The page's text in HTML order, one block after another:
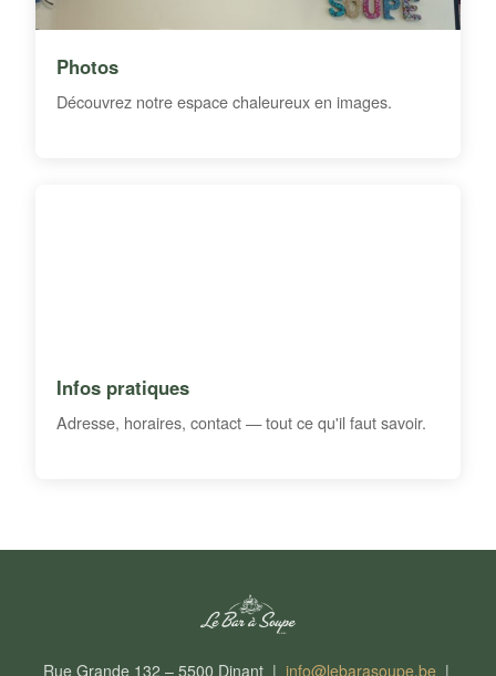
Photos
Découvrez notre espace chaleureux en images.
Infos pratiques
Adresse, horaires, contact — tout ce qu'il faut savoir.
Rue Grande 132 – 5500 Dinant | info@lebarasoupe.be|